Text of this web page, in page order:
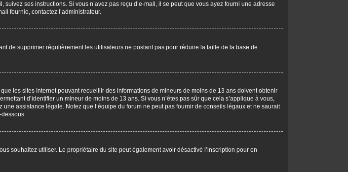
ses instructions. Si vous n’avez pas reçu d’e-mail, il se peut que vous ayez fourni une adresse
fournie, contactez l’administrateur.
de supprimer régulièrement les utilisateurs ne postant pas pour réduire la taille de la base de
les sites Internet pouvant recueillir des informations de mineurs de moins de 13 ans doivent obtenir
d’identifier un mineur de moins de 13 ans. Si vous n’êtes pas sûr que cela s’applique à vous,
assistance légale. Notez que l’équipe du forum ne peut pas fournir de conseils légaux et ne saurait
dessous.
souhaitez utiliser. Le propriétaire du site peut également avoir désactivé l’inscription pour en